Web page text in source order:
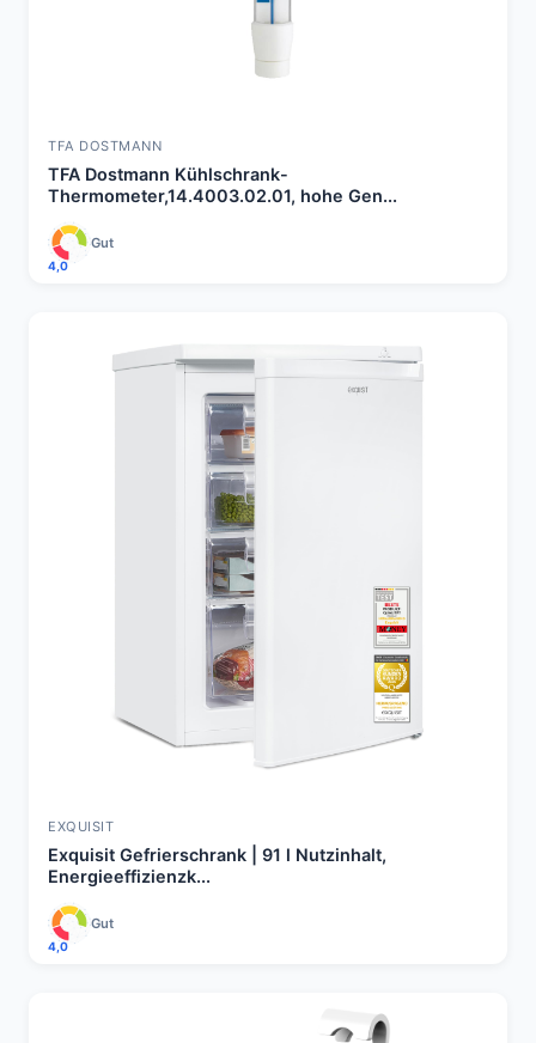
TFA DOSTMANN
TFA Dostmann Kühlschrank-
Thermometer,14.4003.02.01, hohe Gen...
4,0
Gut
EXQUISIT
Exquisit Gefrierschrank | 91 l Nutzinhalt,
Energieeffizienzk...
4,0
Gut